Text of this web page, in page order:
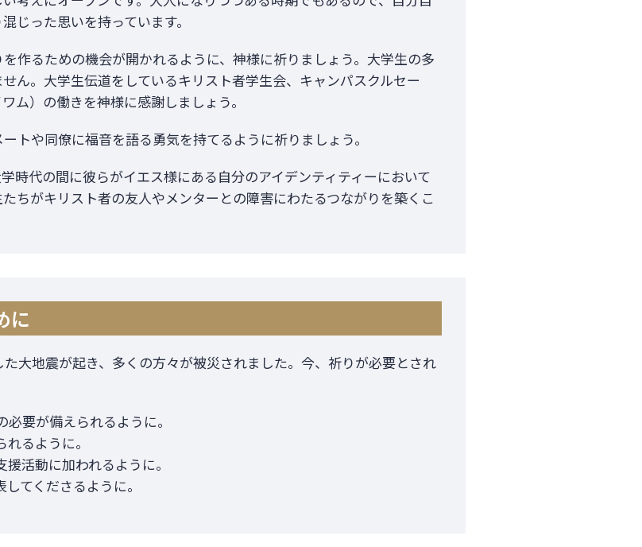
じった思いを持っています。
作るための機会が開かれるように、神様に祈りましょう。大学生の多
ん。大学生伝道をしているキリスト者学生会、キャンパスクルセー
ム）の働きを神様に感謝しましょう。
トや同僚に福音を語る勇気を持てるように祈りましょう。
時代の間に彼らがイエス様にある自分のアイデンティティーにおいて
ちがキリスト者の友人やメンターとの障害にわたるつながりを築くこ
に
大地震が起き、多くの方々が被災されました。今、祈りが必要とされ
要が備えられるように。
るように。
活動に加われるように。
てくださるように。